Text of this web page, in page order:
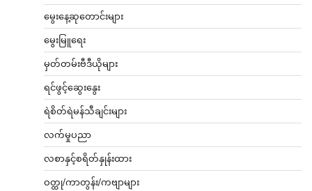
မွေးနေ့ဆုတောင်းများ
မွေးမြူရေး
မှတ်တမ်းဗီဒီယိုများ
ရင်ဖွင့်ဆွေးနွေး
ရဲစိတ်ရဲမန်သီချင်းများ
လက်မှုပညာ
လစာနှင့်စရိတ်နှုန်းထား
ဝတ္ထု/ကာတွန်း/ကဗျာများ